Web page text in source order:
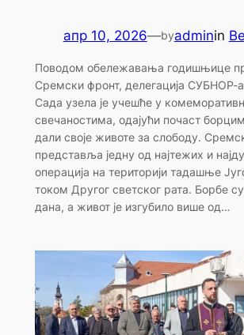
апр 10, 2026—byadminin
Поводом обележавања годишњице
Сремски фронт, делегација СУБНОР-
Сада узела је учешће у
свечаностима, одајући почаст
дали своје животе за слободу.
представља једну од најтежих и
операција на територији тадашње
током Другог светског рата. Борбе
дана, а живот је изгубило више од…